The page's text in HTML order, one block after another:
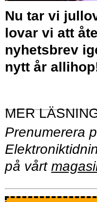
Nu tar vi
lovar vi att
nyhetsbrev
nytt år
Prenumerera
på vårt